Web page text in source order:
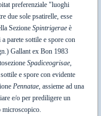
preferenziale "luoghi
due sole psatirelle, esse
Sezione Spintrigerae è
parete sot­tile e spore con
Gallant ex Bon 1983
Spadiceogrisae,
e spore con evidente
Pennatae, assieme ad una
e/o per prediligere un
microscopico.